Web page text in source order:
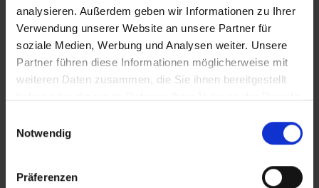
analysieren. Außerdem geben wir Informationen zu Ihrer
Verwendung unserer Website an unsere Partner für
soziale Medien, Werbung und Analysen weiter. Unsere
Partner führen diese Informationen möglicherweise mit
weiteren Daten zusammen, die Sie ihnen bereitgestellt
Notwendig
Präferenzen
Opis
osoby, do oddzielnego przechowywania